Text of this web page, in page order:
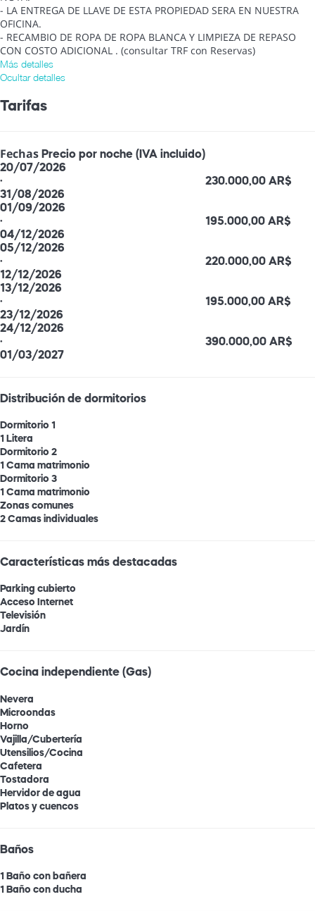
- LA ENTREGA DE LLAVE DE ESTA PROPIEDAD SERA EN NUESTRA
OFICINA.
- RECAMBIO DE ROPA DE ROPA BLANCA Y LIMPIEZA DE REPASO
CON COSTO ADICIONAL . (consultar TRF con Reservas)
Más detalles
Ocultar detalles
Tarifas
Fechas Precio por noche (IVA incluido)
20/07/2026
·
31/08/2026
230.000,00 AR$
01/09/2026
·
04/12/2026
195.000,00 AR$
05/12/2026
·
12/12/2026
220.000,00 AR$
13/12/2026
·
23/12/2026
195.000,00 AR$
24/12/2026
·
01/03/2027
390.000,00 AR$
Distribución de dormitorios
Dormitorio 1
1 Litera
Dormitorio 2
1 Cama matrimonio
Dormitorio 3
1 Cama matrimonio
Zonas comunes
2 Camas individuales
Características más destacadas
Parking cubierto
Acceso Internet
Televisión
Jardín
Cocina independiente (Gas)
Nevera
Microondas
Horno
Vajilla/Cubertería
Utensilios/Cocina
Cafetera
Tostadora
Hervidor de agua
Platos y cuencos
Baños
1 Baño con bañera
1 Baño con ducha